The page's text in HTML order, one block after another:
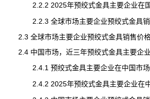
2.2.2 2025年预绞式金具主要企业在国
2.2.3 全球市场主要企业预绞式金具销售
2.3 全球市场主要企业预绞式金具销售价格
2.4 中国市场，近三年预绞式金具主要企
2.4.1 预绞式金具主要企业在中国市场
2.4.2 2025年预绞式金具主要企业在中